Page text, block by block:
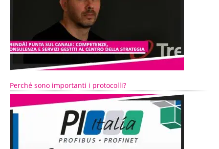
Perché sono importanti i protocolli?